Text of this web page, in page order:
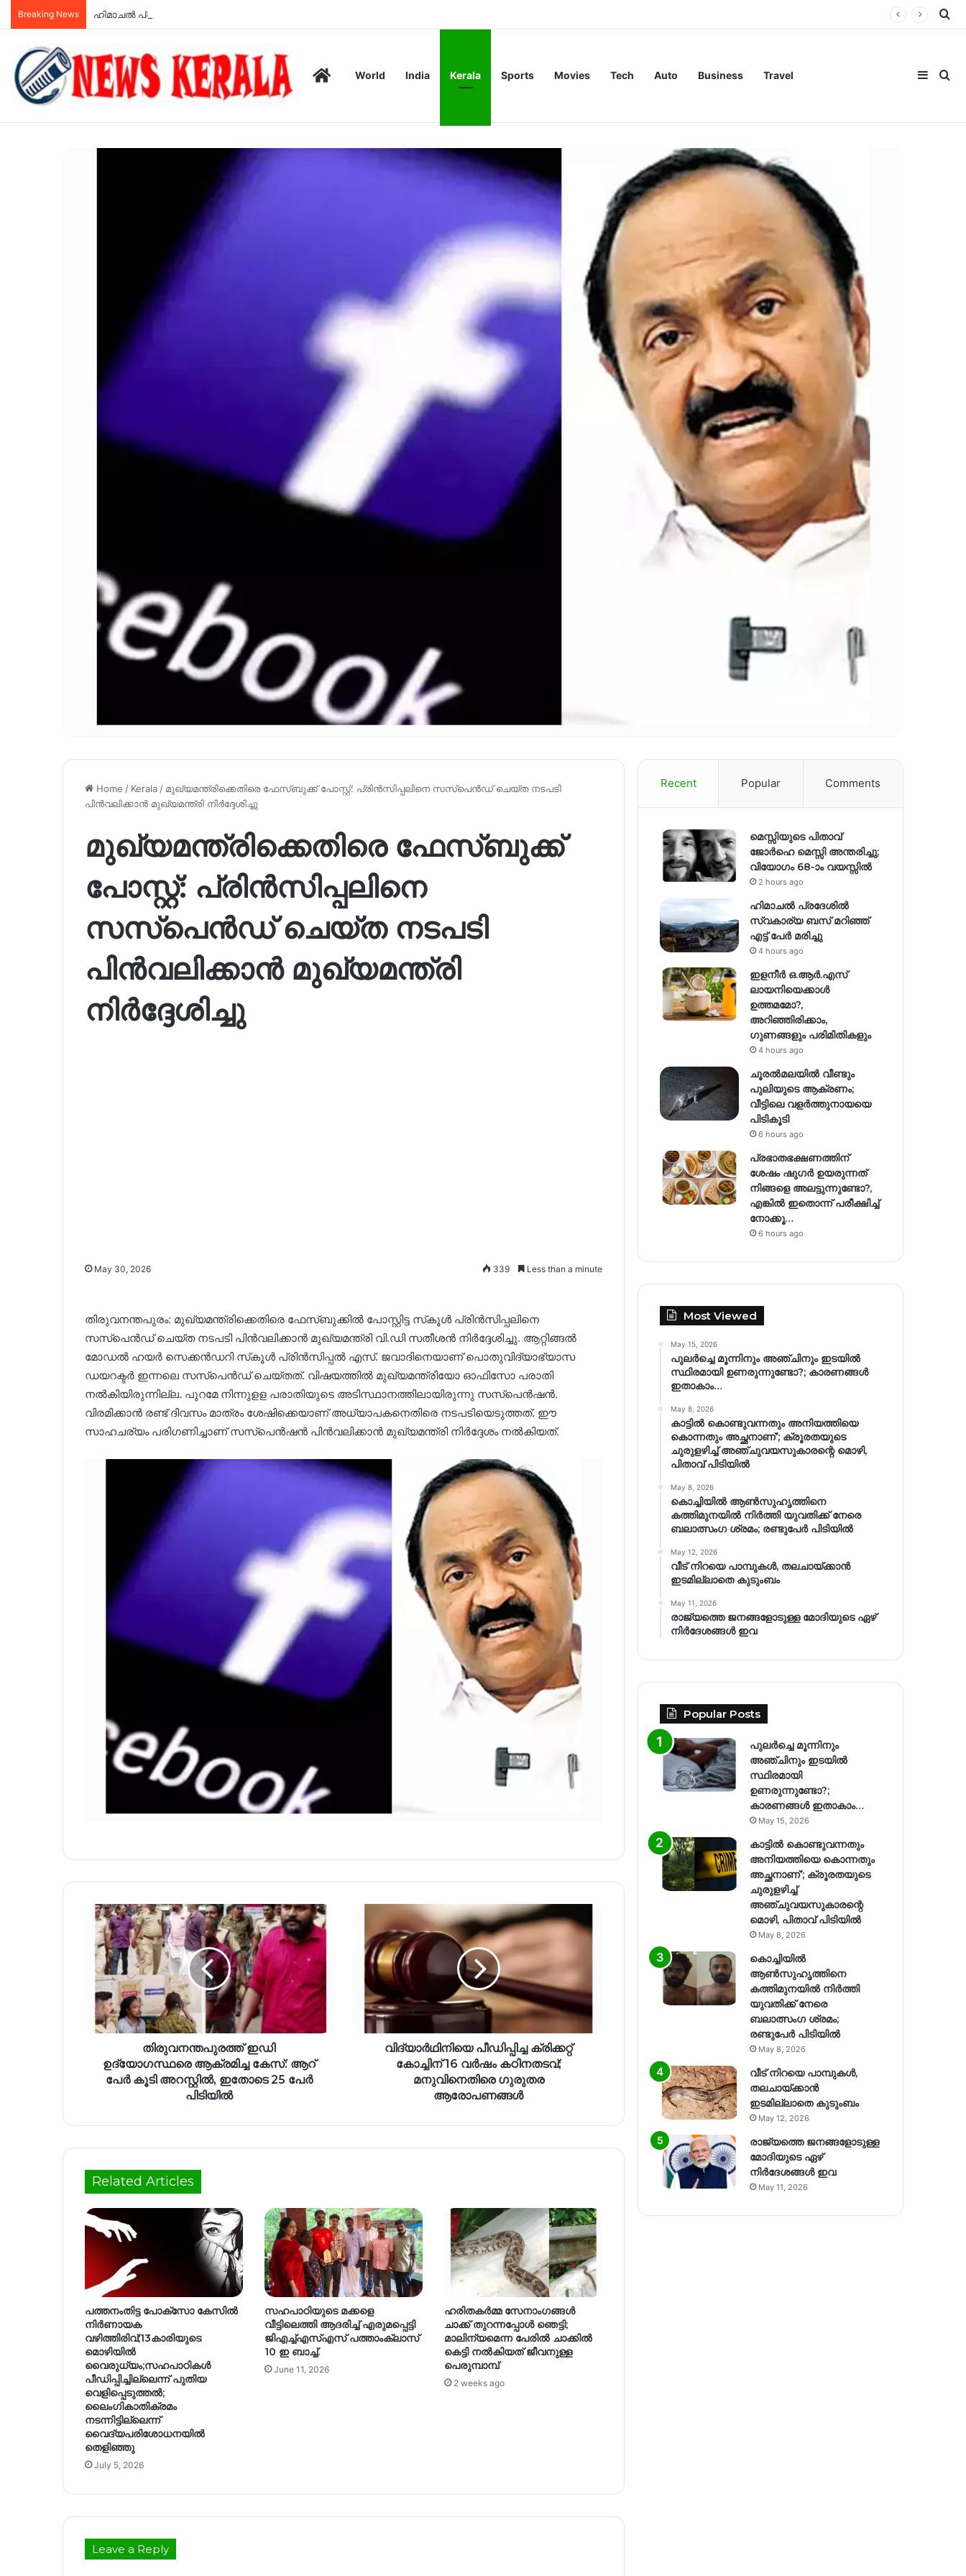
Breaking News ഹിമാചല്‍ പ്രദേശില്‍ സ്വകാര്യ ബസ് മറിഞ്ഞ് എട്ട് പേര്‍ മരിച്ചു
HomeWorld India Kerala Sports Movies Tech Auto Business Travel
Home / Kerala / മുഖ്യമന്ത്രിക്കെതിരെ ഫേസ്ബുക്ക് പോസ്റ്റ്: പ്രിന്‍സിപ്പലിനെ സസ്പെന്‍ഡ് ചെയ്ത നടപടി
പിന്‍വലിക്കാന്‍ മുഖ്യമന്ത്രി നിർദ്ദേശിച്ചു
മുഖ്യമന്ത്രിക്കെതിരെ ഫേസ്ബുക്ക്
പോസ്റ്റ്: പ്രിന്‍സിപ്പലിനെ
സസ്പെന്‍ഡ് ചെയ്ത നടപടി
പിന്‍വലിക്കാന്‍ മുഖ്യമന്ത്രി
നിർദ്ദേശിച്ചു
May 30, 2026 339 Less than a minute
തിരുവനന്തപുരം: മുഖ്യമന്ത്രിക്കെതിരെ ഫേസ്ബുക്കില്‍ പോസ്റ്റിട്ട സ്‌കൂള്‍ പ്രിന്‍സിപ്പലിനെ
സസ്പെന്‍ഡ് ചെയ്ത നടപടി പിന്‍വലിക്കാന്‍ മുഖ്യമന്ത്രി വി.ഡി സതീശന്‍ നിര്‍ദ്ദേശിച്ചു. ആറ്റിങ്ങല്‍
മോഡല്‍ ഹയര്‍ സെക്കൻഡറി സ്‌കൂള്‍ പ്രിന്‍സിപ്പല്‍ എസ്. ജവാദിനെയാണ് പൊതുവിദ്യാഭ്യാസ
ഡയറക്ടര്‍ ഇന്നലെ സസ്‌പെന്‍ഡ് ചെയ്തത്. വിഷയത്തില്‍ മുഖ്യമന്ത്രിയോ ഓഫിസോ പരാതി
നല്‍കിയിരുന്നില്ല. പുറമേ നിന്നുളള പരാതിയുടെ അടിസ്ഥാനത്തിലായിരുന്നു സസ്‌പെന്‍ഷന്‍.
വിരമിക്കാന്‍ രണ്ട് ദിവസം മാത്രം ശേഷിക്കെയാണ് അധ്യാപകനെതിരെ നടപടിയെടുത്തത്. ഈ
സാഹചര്യം പരിഗണിച്ചാണ് സസ്‌പെന്‍ഷന്‍ പിന്‍വലിക്കാന്‍ മുഖ്യമന്ത്രി നിര്‍ദ്ദേശം നല്‍കിയത്.
തിരുവനന്തപുരത്ത് ഇഡി
ഉദ്യോഗസ്ഥരെ ആക്രമിച്ച കേസ്: ആറ്
പേർ കൂടി അറസ്റ്റിൽ, ഇതോടെ 25 പേർ
പിടിയിൽ
വിദ്യാർഥിനിയെ പീഡിപ്പിച്ച ക്രിക്കറ്റ്
കോച്ചിന് 16 വർഷം കഠിനതടവ്;
മനുവിനെതിരെ ഗുരുതര
ആരോപണങ്ങൾ
Related Articles
പത്തനംതിട്ട പോക്സോ കേസിൽ
നിർണായക
വഴിത്തിരിവ്;13കാരിയുടെ
മൊഴിയിൽ
വൈരുധ്യം;സഹപാഠികൾ
പീഡിപ്പിച്ചില്ലെന്ന് പുതിയ
വെളിപ്പെടുത്തൽ;
ലൈംഗികാതിക്രമം
നടന്നിട്ടില്ലെന്ന്
വൈദ്യപരിശോധനയിൽ
തെളിഞ്ഞു
July 5, 2026
സഹപാഠിയുടെ മക്കളെ
വീട്ടിലെത്തി ആദരിച്ച് എരുമപ്പെട്ടി
ജിഎച്ച്എസ്എസ് പത്താംക്ലാസ്
10 ഇ ബാച്ച്.
June 11, 2026
ഹരിതകര്‍മ്മ സേനാംഗങ്ങള്‍
ചാക്ക് തുറന്നപ്പോള്‍ ഞെട്ടി;
മാലിന്യമെന്ന പേരില്‍ ചാക്കില്‍
കെട്ടി നല്‍കിയത് ജീവനുള്ള
പെരുമ്പാമ്പ്
2 weeks ago
Leave a Reply
Recent Popular Comments
മെസ്സിയുടെ പിതാവ്
ജോർഹെ മെസ്സി അന്തരിച്ചു;
വിയോഗം 68-ാം വയസ്സിൽ
2 hours ago
ഹിമാചല്‍ പ്രദേശില്‍
സ്വകാര്യ ബസ് മറിഞ്ഞ്
എട്ട് പേര്‍ മരിച്ചു
4 hours ago
ഇളനീർ ഒ.ആർ.എസ്
ലായനിയെക്കാൾ
ഉത്തമമോ?,
അറിഞ്ഞിരിക്കാം,
ഗുണങ്ങളും പരിമിതികളും
4 hours ago
ചൂരൽമലയിൽ വീണ്ടും
പുലിയുടെ ആക്രണം;
വീട്ടിലെ വളർത്തുനായയെ
പിടികൂടി
6 hours ago
പ്രഭാതഭക്ഷണത്തിന്
ശേഷം ഷുഗർ ഉയരുന്നത്
നിങ്ങളെ അലട്ടുന്നുണ്ടോ?,
എങ്കിൽ ഇതൊന്ന് പരീക്ഷിച്ച്
നോക്കൂ…
6 hours ago
Most Viewed
May 15, 2026
പുലർച്ചെ മൂന്നിനും അഞ്ചിനും ഇടയിൽ
സ്ഥിരമായി ഉണരുന്നുണ്ടോ?; കാരണങ്ങള്‍
ഇതാകാം…
May 8, 2026
കാട്ടിൽ കൊണ്ടുവന്നതും അനിയത്തിയെ
കൊന്നതും അച്ഛനാണ്’; ക്രൂരതയുടെ
ചുരുളഴിച്ച് അഞ്ചുവയസുകാരന്റെ മൊഴി,
പിതാവ് പിടിയിൽ
May 8, 2026
കൊച്ചിയിൽ ആൺസുഹൃത്തിനെ
കത്തിമുനയിൽ നിർത്തി യുവതിക്ക് നേരെ
ബലാത്സംഗ​ ശ്രമം; രണ്ടുപേർ പിടിയിൽ
May 12, 2026
വീട് നിറയെ പാമ്പുകൾ, തലചായ്ക്കാൻ
ഇടമില്ലാതെ കുടുംബം
May 11, 2026
രാജ്യത്തെ ജനങ്ങളോടുള്ള മോദിയുടെ ഏഴ്
നിര്‍ദേശങ്ങള്‍ ഇവ
Popular Posts
പുലർച്ചെ മൂന്നിനും
അഞ്ചിനും ഇടയിൽ
സ്ഥിരമായി
ഉണരുന്നുണ്ടോ?;
കാരണങ്ങള്‍ ഇതാകാം…
May 15, 2026
കാട്ടിൽ കൊണ്ടുവന്നതും
അനിയത്തിയെ കൊന്നതും
അച്ഛനാണ്’; ക്രൂരതയുടെ
ചുരുളഴിച്ച്
അഞ്ചുവയസുകാരന്റെ
മൊഴി, പിതാവ് പിടിയിൽ
May 8, 2026
കൊച്ചിയിൽ
ആൺസുഹൃത്തിനെ
കത്തിമുനയിൽ നിർത്തി
യുവതിക്ക് നേരെ
ബലാത്സംഗ​ ശ്രമം;
രണ്ടുപേർ പിടിയിൽ
May 8, 2026
വീട് നിറയെ പാമ്പുകൾ,
തലചായ്ക്കാൻ
ഇടമില്ലാതെ കുടുംബം
May 12, 2026
രാജ്യത്തെ ജനങ്ങളോടുള്ള
മോദിയുടെ ഏഴ്
നിര്‍ദേശങ്ങള്‍ ഇവ
May 11, 2026